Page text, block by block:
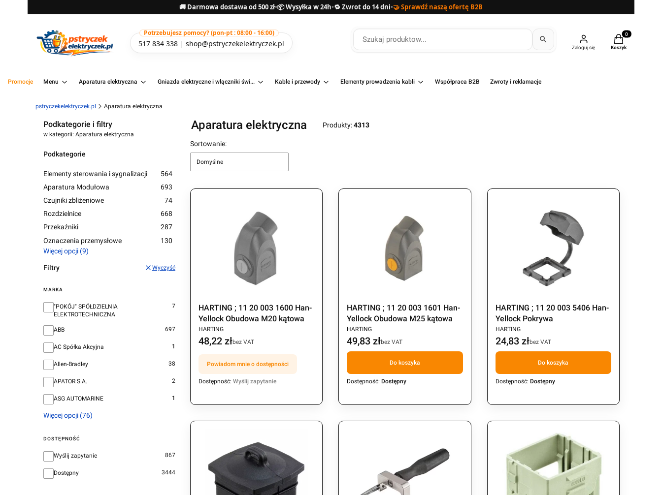
🚚 Darmowa dostawa od 500 zł•📦 Wysyłka w 24h•🔁 Zwrot do 14 dni•🤝 Sprawdź naszą ofertę B2B
Potrzebujesz pomocy? (pon-pt : 08:00 - 16:00)
517 834 338 | shop@pstryczekelektryczek.pl Zaloguj się
Produkty w
Koszyk
Promocje Menu Aparatura elektryczna Gniazda elektryczne i włączniki świ... Kable i przewody Elementy prowadzenia kabli Współpraca B2B Zwroty i reklamacje
pstryczekelektryczek.pl Aparatura elektryczna
Podkategorie i filtry
w kategorii: Aparatura elektryczna
Podkategorie
Elementy sterowania i sygnalizacji
564
Aparatura Modułowa
693
Czujniki zbliżeniowe
74
Rozdzielnice
668
Przekaźniki
287
Oznaczenia przemysłowe
130
Więcej opcji (9)
Filtry Wyczyść
MARKA
Marka"POKÓJ" SPÓŁDZIELNIA
ELEKTROTECHNICZNA
7
ABB 697
AC Spółka Akcyjna 1
Allen-Bradley 38
APATOR S.A. 2
ASG AUTOMARINE 1
Więcej opcji (76)
DOSTĘPNOŚĆ
Dostępność
Wyślij zapytanie 867
Dostępny 3444
Aparatura elektryczna Produkty:4313
Lista produktów
Sortowanie:
Domyślne
HARTING ; 11 20 003 1600 Han-
Yellock Obudowa M20 kątowa
PRODUCENT
HARTING
Cena
48,22 złbez VAT
Powiadom mnie o dostępności
Dostępność: Wyślij zapytanie
HARTING ; 11 20 003 1601 Han-
Yellock Obudowa M25 kątowa
PRODUCENT
HARTING
Cena
49,83 złbez VAT
Do koszyka
Dostępność: Dostępny
HARTING ; 11 20 003 5406 Han-
Yellock Pokrywa
PRODUCENT
HARTING
Cena
24,83 złbez VAT
Do koszyka
Dostępność: Dostępny